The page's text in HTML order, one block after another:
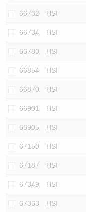
66732 HSI
66734 HSI
66780 HSI
66854 HSI
66870 HSI
66901 HSI
66905 HSI
67150 HSI
67187 HSI
67349 HSI
67363 HSI